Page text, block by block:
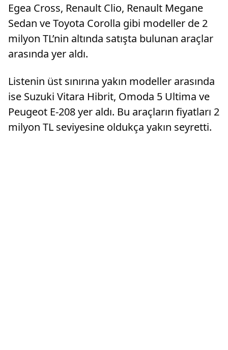
Egea Cross, Renault Clio, Renault Megane
Sedan ve Toyota Corolla gibi modeller de 2
milyon TL’nin altında satışta bulunan araçlar
arasında yer aldı.
Listenin üst sınırına yakın modeller arasında
ise Suzuki Vitara Hibrit, Omoda 5 Ultima ve
Peugeot E-208 yer aldı. Bu araçların fiyatları 2
milyon TL seviyesine oldukça yakın seyretti.